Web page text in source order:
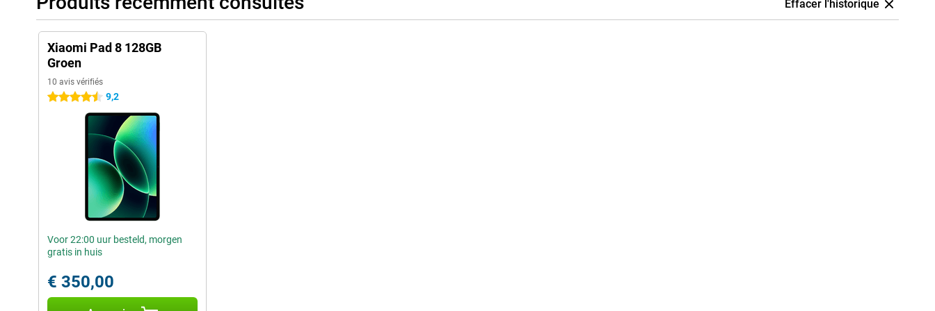
Effacer l'historique
Xiaomi Pad 8 128GB
Groen
10 avis vérifiés
4.5 étoiles 9,2
Voor 22:00 uur besteld, morgen
gratis in huis
€ 350,00